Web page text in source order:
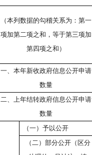
（本列数据的勾稽关系为：第一
项加第二项之和，等于第三项加
第四项之和）
一、本年新收政府信息公开申请
数量
二、上年结转政府信息公开申请
数量
（一）予以公开
（二）部分公开（区分